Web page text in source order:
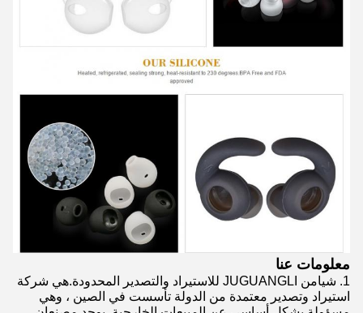
معلومات عنا
1. شيامن JUGUANGLI للاستيراد والتصدير المحدودة.هي شركة
استيراد وتصدير معتمدة من الدولة تأسست في الصين ، وهي